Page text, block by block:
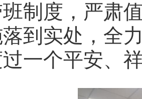
制度，严肃
到实处，全
一个平安、